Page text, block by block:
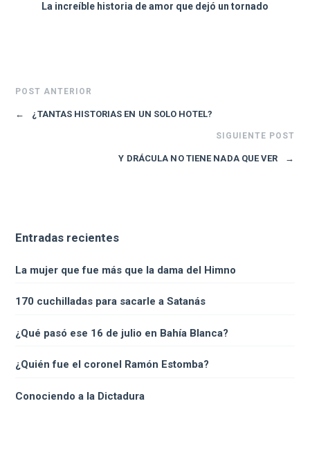
La increíble historia de amor que dejó un tornado
POST ANTERIOR
← ¿TANTAS HISTORIAS EN UN SOLO HOTEL?
SIGUIENTE POST
Y DRÁCULA NO TIENE NADA QUE VER →
Entradas recientes
La mujer que fue más que la dama del Himno
170 cuchilladas para sacarle a Satanás
¿Qué pasó ese 16 de julio en Bahía Blanca?
¿Quién fue el coronel Ramón Estomba?
Conociendo a la Dictadura